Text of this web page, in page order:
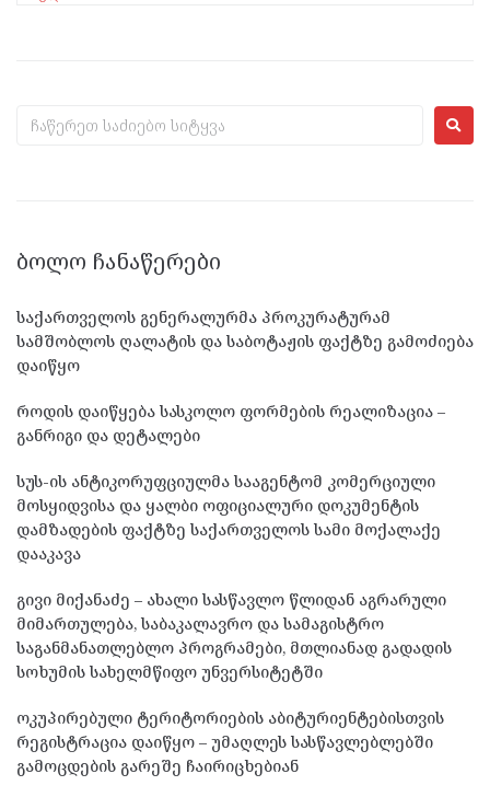
ᲑᲝᲚᲝ ᲩᲐᲜᲐᲬᲔᲠᲔᲑᲘ
საქართველოს გენერალურმა პროკურატურამ
სამშობლოს ღალატის და საბოტაჟის ფაქტზე გამოძიება
დაიწყო
როდის დაიწყება სასკოლო ფორმების რეალიზაცია –
განრიგი და დეტალები
სუს-ის ანტიკორუფციულმა სააგენტომ კომერციული
მოსყიდვისა და ყალბი ოფიციალური დოკუმენტის
დამზადების ფაქტზე საქართველოს სამი მოქალაქე
დააკავა
გივი მიქანაძე – ახალი სასწავლო წლიდან აგრარული
მიმართულება, საბაკალავრო და სამაგისტრო
საგანმანათლებლო პროგრამები, მთლიანად გადადის
სოხუმის სახელმწიფო უნვერსიტეტში
ოკუპირებული ტერიტორიების აბიტურიენტებისთვის
რეგისტრაცია დაიწყო – უმაღლეს სასწავლებლებში
გამოცდების გარეშე ჩაირიცხებიან